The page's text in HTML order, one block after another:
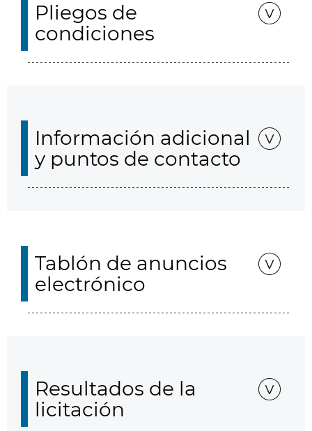
Pliegos de
condiciones
Información adicional
y puntos de contacto
Tablón de anuncios
electrónico
Resultados de la
licitación